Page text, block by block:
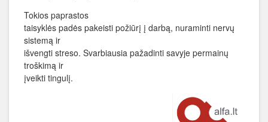
Tokios paprastos
taisyklės padės pakeisti požiūrį į darbą, nuraminti nervų
sistemą ir
išvengti streso. Svarbiausia pažadinti savyje permainų
troškimą ir
įveikti tingulį.